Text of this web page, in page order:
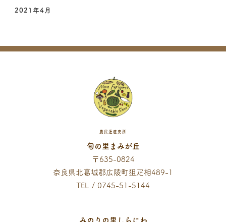
2021年4月
農民連直売所
旬の里まみが丘
〒635-0824
奈良県北葛城郡広陵町狙疋相489-1
TEL / 0745-51-5144
みのりの里しらにわ